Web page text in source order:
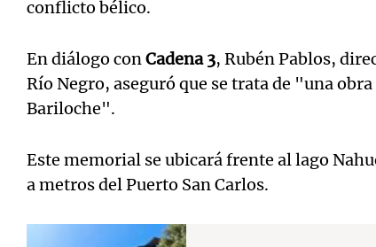
conflicto bélico.
En diálogo conCadena 3, Rubén Pablos,
Río Negro, aseguró que se trata de "una
Bariloche".
Este memorial se ubicará frente al lago
a metros del Puerto San Carlos.